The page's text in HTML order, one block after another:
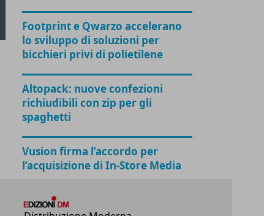
Footprint e Qwarzo accelerano
lo sviluppo di soluzioni per
bicchieri privi di polietilene
Altopack: nuove confezioni
richiudibili con zip per gli
spaghetti
Vusion firma l’accordo per
l’acquisizione di In-Store Media